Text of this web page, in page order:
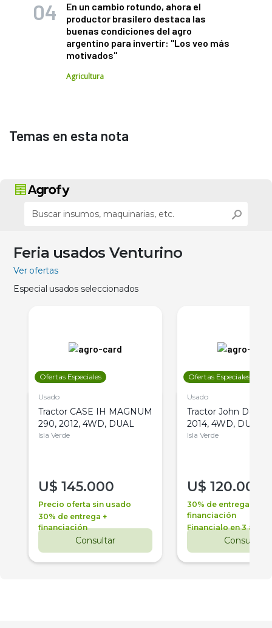
En un cambio rotundo, ahora el
productor brasilero destaca las
buenas condiciones del agro
argentino para invertir: "Los veo más
motivados"
Agricultura
Temas en esta nota
Feria usados Venturino
Ver ofertas
Especial usados seleccionados
Ofertas Especiales
Usado
Tractor CASE IH MAGNUM
290, 2012, 4WD, DUAL
Isla Verde
U$ 145.000
Precio oferta sin usado
30% de entrega +
financiación
Consultar
Ofertas Especiales
Usado
Tractor John Deere
2014, 4WD, DUAL
Isla Verde
U$ 120.000
30% de entrega +
financiación
Financialo en 3 años
Consultar